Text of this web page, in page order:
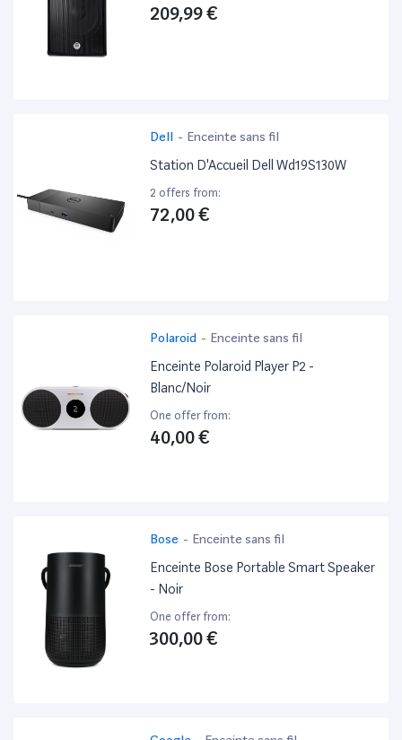
209,99 €
Dell - Enceinte sans fil
Station D'Accueil Dell Wd19S130W
2 offers from:
72,00 €
Polaroid - Enceinte sans fil
Enceinte Polaroid Player P2 -
Blanc/Noir
One offer from:
40,00 €
Bose - Enceinte sans fil
Enceinte Bose Portable Smart Speaker
- Noir
One offer from:
300,00 €